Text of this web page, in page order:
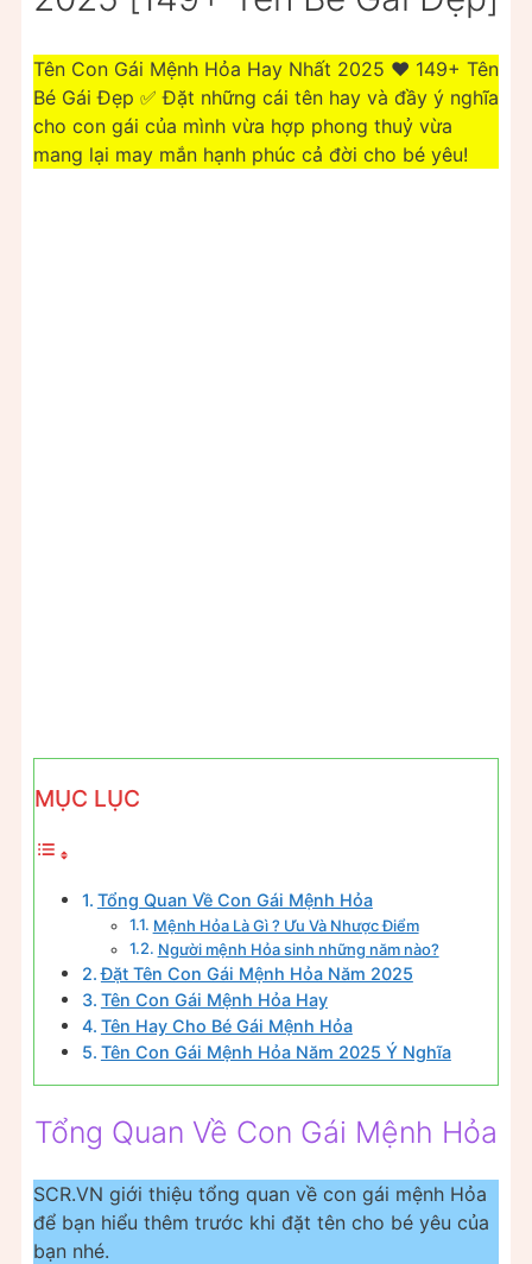
Tên Con Gái Mệnh Hỏa Hay Nhất 2025 ❤️️ 149+ Tên
Bé Gái Đẹp ✅ Đặt những cái tên hay và đầy ý nghĩa
cho con gái của mình vừa hợp phong thuỷ vừa
mang lại may mắn hạnh phúc cả đời cho bé yêu!
MỤC LỤC
Tổng Quan Về Con Gái Mệnh Hỏa
Mệnh Hỏa Là Gì ? Ưu Và Nhược Điểm
Người mệnh Hỏa sinh những năm nào?
Đặt Tên Con Gái Mệnh Hỏa Năm 2025
Tên Con Gái Mệnh Hỏa Hay
Tên Hay Cho Bé Gái Mệnh Hỏa
Tên Con Gái Mệnh Hỏa Năm 2025 Ý Nghĩa
Tổng Quan Về Con Gái Mệnh Hỏa
SCR.VN giới thiệu tổng quan về con gái mệnh Hỏa
để bạn hiểu thêm trước khi đặt tên cho bé yêu của
bạn nhé.